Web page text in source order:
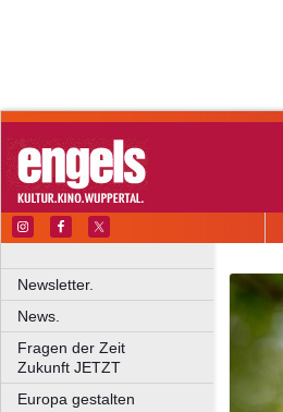
Newsletter.
News.
Fragen der Zeit
Zukunft JETZT
Europa gestalten